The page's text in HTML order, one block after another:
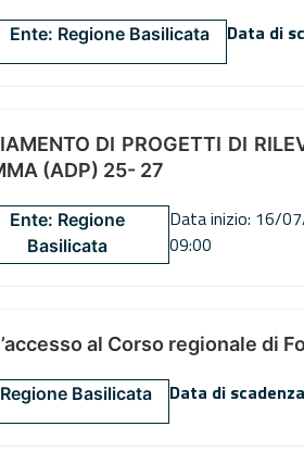
Ente: Regione Basilicata Data di
DI PROGETTI DI
(ADP) 25- 27
Ente: Regione
Basilicata
Data inizio: 16/
09:00
al Corso regionale
Basilicata Data di scadenza